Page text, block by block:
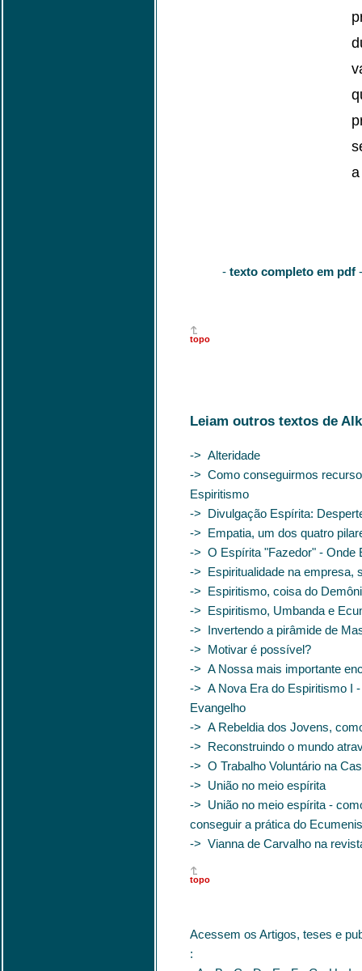
- texto completo em pdf
topo
Leiam outros textos de
-> Alteridade
-> Como conseguirmos
Espiritismo
-> Divulgação Espírita:
-> Empatia, um dos quatro
-> O Espírita "Fazedor" - Onde
-> Espiritualidade na empresa,
-> Espiritismo, coisa do
-> Espiritismo, Umbanda e
-> Invertendo a pirâmide de
-> Motivar é possível?
-> A Nossa mais importante
-> A Nova Era do Espiritismo I
Evangelho
-> A Rebeldia dos Jovens,
-> Reconstruindo o mundo
-> O Trabalho Voluntário na
-> União no meio espírita
-> União no meio espírita -
conseguir a prática do
-> Vianna de Carvalho na
topo
Acessem os Artigos, teses e
: